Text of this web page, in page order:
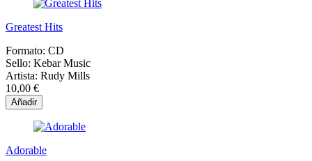
Greatest Hits
Formato: CD
Sello: Kebar Music
Artista: Rudy Mills
10,00 €
Añadir
Adorable